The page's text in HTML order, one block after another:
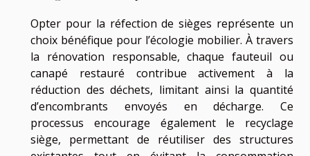
Opter pour la réfection de sièges représente un
choix bénéfique pour l’écologie mobilier. À travers
la rénovation responsable, chaque fauteuil ou
canapé restauré contribue activement à la
réduction des déchets, limitant ainsi la quantité
d’encombrants envoyés en décharge. Ce
processus encourage également le recyclage
siège, permettant de réutiliser des structures